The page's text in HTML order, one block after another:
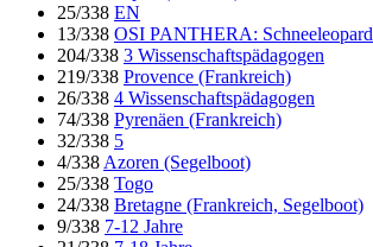
25/338 EN
13/338 OSI PANTHERA: Schneeleopard
204/338 3 Wissenschaftspädagogen
219/338 Provence (Frankreich)
26/338 4 Wissenschaftspädagogen
74/338 Pyrenäen (Frankreich)
32/338 5
4/338 Azoren (Segelboot)
25/338 Togo
24/338 Bretagne (Frankreich, Segelboot)
9/338 7-12 Jahre